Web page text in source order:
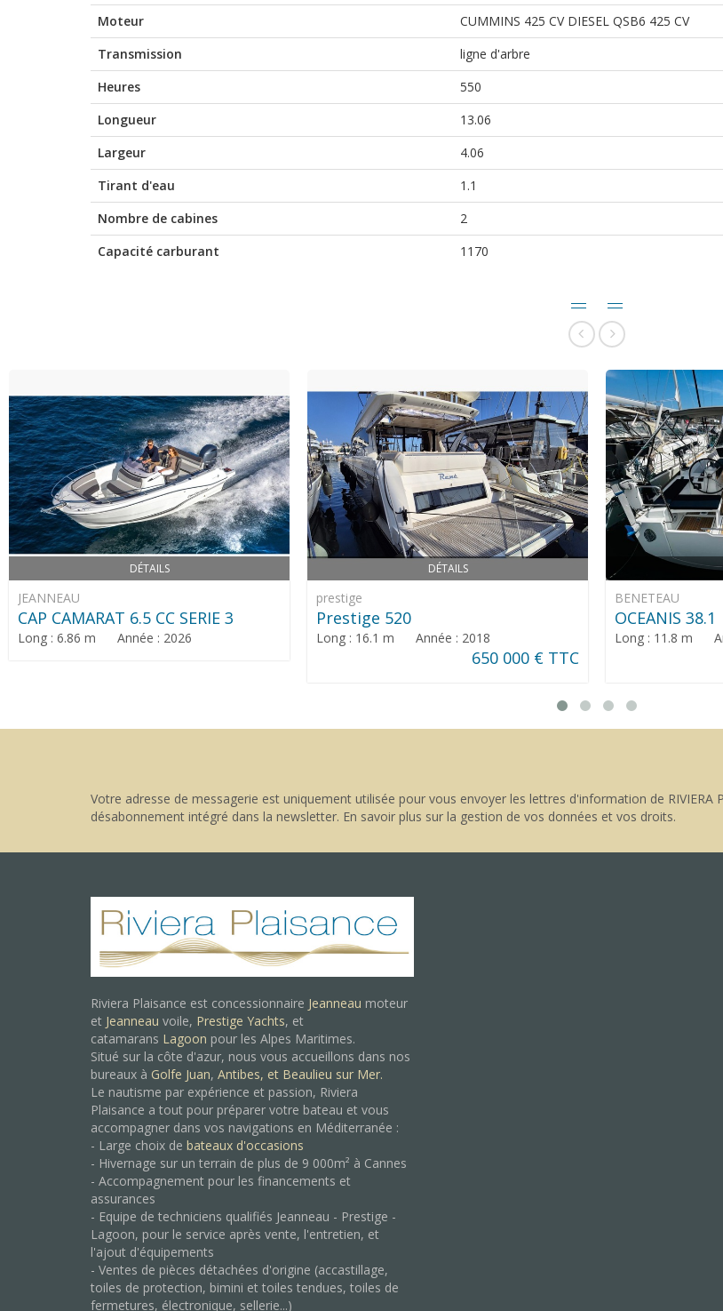
Moteur
CUMMINS 425 CV DIESEL QSB6 425 CV
Transmission
ligne d'arbre
Heures
550
Longueur
13.06
Largeur
4.06
Tirant d'eau
1.1
Nombre de cabines
2
Capacité carburant
1170
DÉTAILS
JEANNEAU
CAP CAMARAT 6.5 CC SERIE 3
Long : 6.86 m Année : 2026
DÉTAILS
prestige
Prestige 520
Long : 16.1 m Année : 2018
650 000 € TTC
BENETEAU
OCEANIS 38.1
Long : 11.8 m
Votre adresse de messagerie est uniquement utilisée pour vous envoyer les lettres d'information de RIVIERA
désabonnement intégré dans la newsletter. En savoir plus sur la gestion de vos données et vos droits.
Riviera Plaisance est concessionnaire Jeanneau moteur
et Jeanneau voile, Prestige Yachts, et
catamarans Lagoon pour les Alpes Maritimes.
Situé sur la côte d'azur, nous vous accueillons dans nos
bureaux à Golfe Juan, Antibes, et Beaulieu sur Mer.
Le nautisme par expérience et passion, Riviera
Plaisance a tout pour préparer votre bateau et vous
accompagner dans vos navigations en Méditerranée :
- Large choix de bateaux d'occasions
- Hivernage sur un terrain de plus de 9 000m² à Cannes
- Accompagnement pour les financements et
assurances
- Equipe de techniciens qualifiés Jeanneau - Prestige -
Lagoon, pour le service après vente, l'entretien, et
l'ajout d'équipements
- Ventes de pièces détachées d'origine (accastillage,
toiles de protection, bimini et toiles tendues, toiles de
fermetures, électronique, sellerie...)